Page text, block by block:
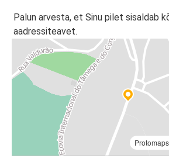
Palun arvesta, et Sinu pilet sisaldab
aadressiteavet.
Protomaps